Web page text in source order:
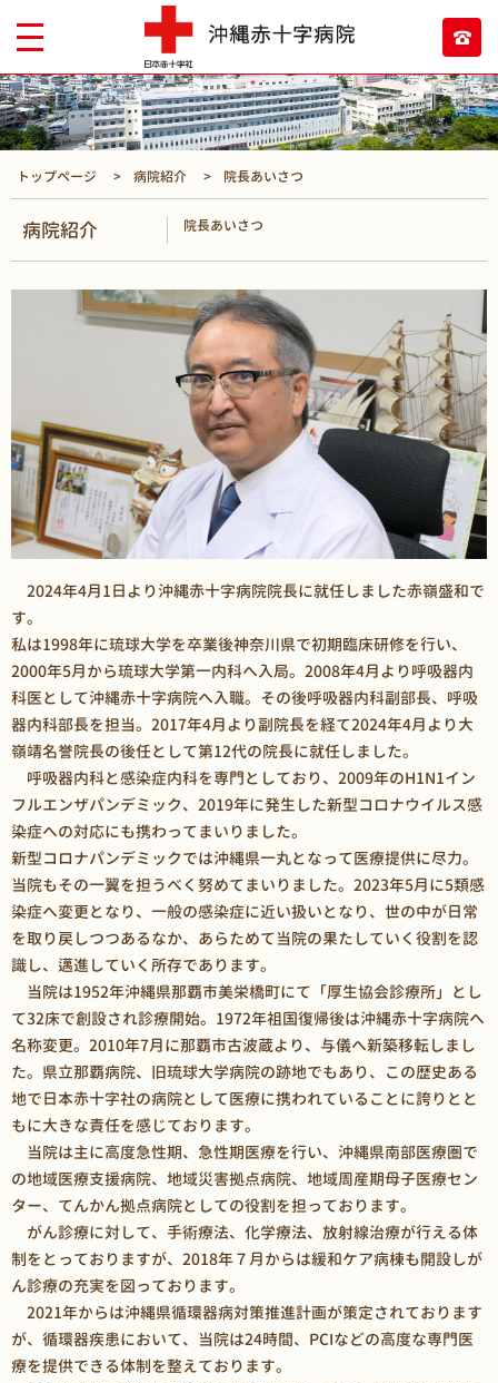
トップページ 病院紹介 院長あいさつ
病院紹介 院長あいさつ
2024年4月1日より沖縄赤十字病院院長に就任しました赤嶺盛和で
す。
私は1998年に琉球大学を卒業後神奈川県で初期臨床研修を行い、
2000年5月から琉球大学第一内科へ入局。2008年4月より呼吸器内
科医として沖縄赤十字病院へ入職。その後呼吸器内科副部長、呼吸
器内科部長を担当。2017年4月より副院長を経て2024年4月より大
嶺靖名誉院長の後任として第12代の院長に就任しました。
呼吸器内科と感染症内科を専門としており、2009年のH1N1イン
フルエンザパンデミック、2019年に発生した新型コロナウイルス感
染症への対応にも携わってまいりました。
新型コロナパンデミックでは沖縄県一丸となって医療提供に尽力。
当院もその一翼を担うべく努めてまいりました。2023年5月に5類感
染症へ変更となり、一般の感染症に近い扱いとなり、世の中が日常
を取り戻しつつあるなか、あらためて当院の果たしていく役割を認
識し、邁進していく所存であります。
当院は1952年沖縄県那覇市美栄橋町にて「厚生協会診療所」とし
て32床で創設され診療開始。1972年祖国復帰後は沖縄赤十字病院へ
名称変更。2010年7月に那覇市古波蔵より、与儀へ新築移転しまし
た。県立那覇病院、旧琉球大学病院の跡地でもあり、この歴史ある
地で日本赤十字社の病院として医療に携われていることに誇りとと
もに大きな責任を感じております。
当院は主に高度急性期、急性期医療を行い、沖縄県南部医療圏で
の地域医療支援病院、地域災害拠点病院、地域周産期母子医療セン
ター、てんかん拠点病院としての役割を担っております。
がん診療に対して、手術療法、化学療法、放射線治療が行える体
制をとっておりますが、2018年７月からは緩和ケア病棟も開設しが
ん診療の充実を図っております。
2021年からは沖縄県循環器病対策推進計画が策定されております
が、循環器疾患において、当院は24時間、PCIなどの高度な専門医
療を提供できる体制を整えております。